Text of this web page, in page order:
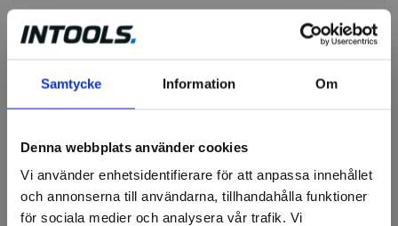
Samtycke Information Om
Denna webbplats använder cookies
Vi använder enhetsidentifierare för att anpassa innehållet
och annonserna till användarna, tillhandahålla funktioner
för sociala medier och analysera vår trafik. Vi
Recensioner